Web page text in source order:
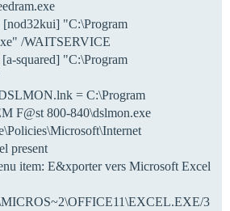
"C:\Program
/WAITSERVICE
squared] "C:\Program
= C:\Program
F@st 800-840\dslmon.exe
present
item: E&xporter vers Microsoft Excel
3